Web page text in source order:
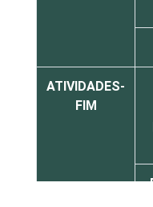
ATIVIDADES-
FIM